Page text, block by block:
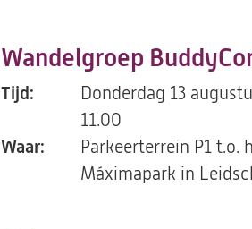
Wandelgroep
Tijd:
Donderdag 13
11.00
Waar:
Parkeerterrein P1 t.o.
Máximapark in